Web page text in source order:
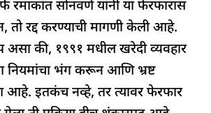
रमाकांत सोनवणे यांनी या फेरफारास
तो रद्द करण्याची मागणी केली आहे.
असा की, १९९१ मधील खरेदी व्यवहार
नियमांचा भंग करून आणि भ्रष्ट
आहे. इतकंच नव्हे, तर त्यावर फेरफार